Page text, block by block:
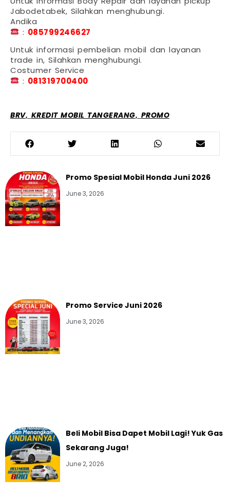
Untuk informasi Body Repair dan layanan pickup
Jabodetabek, Silahkan menghubungi.
Andika
: 085799246627
Untuk informasi pembelian mobil dan layanan
trade in, Silahkan menghubungi.
Costumer Service
: 081319700400
BRV, KREDIT MOBIL TANGERANG, PROMO
Promo Spesial Mobil Honda Juni 2026
June 3, 2026
Promo Service Juni 2026
June 3, 2026
Beli Mobil Bisa Dapet Mobil Lagi! Yuk Gas
Sekarang Juga!
June 2, 2026